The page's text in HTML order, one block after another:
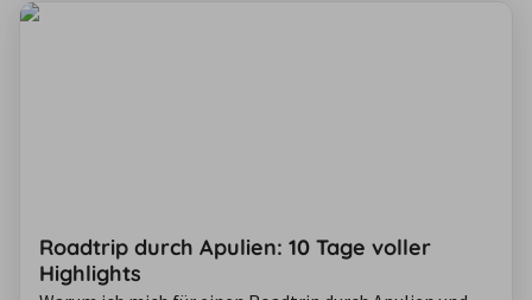
Roadtrip durch Apulien: 10 Tage voller
Highlights